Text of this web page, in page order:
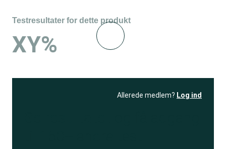
Testresultater for dette produkt
XY%
Allerede medlem? Log ind